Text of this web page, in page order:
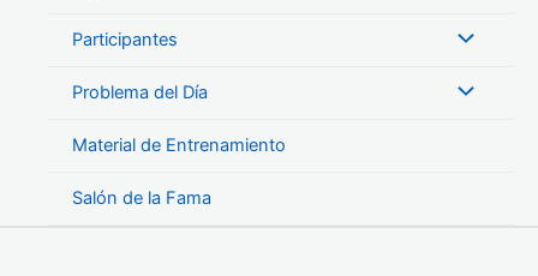
Participantes
Problema del Día
Material de Entrenamiento
Salón de la Fama